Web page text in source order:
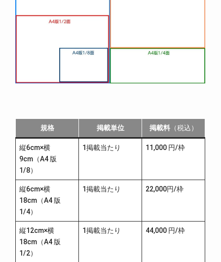
規格 掲載単位 掲載料（税込）
縦6cm×横
9cm（A4 版
1/8）
1掲載当たり 11,000 円/枠
縦6cm×横
18cm（A4 版
1/4）
1掲載当たり 22,000円/枠
縦12cm×横
18cm（A4 版
1/2）
1掲載当たり 44,000 円/枠